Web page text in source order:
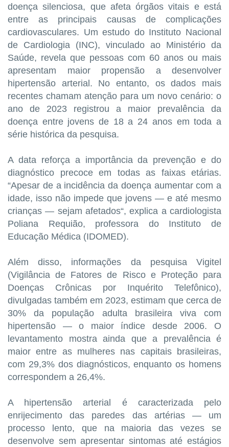
doença silenciosa, que afeta órgãos vitais e está
entre as principais causas de complicações
cardiovasculares. Um estudo do Instituto Nacional
de Cardiologia (INC), vinculado ao Ministério da
Saúde, revela que pessoas com 60 anos ou mais
apresentam maior propensão a desenvolver
hipertensão arterial. No entanto, os dados mais
recentes chamam atenção para um novo cenário: o
ano de 2023 registrou a maior prevalência da
doença entre jovens de 18 a 24 anos em toda a
série histórica da pesquisa.
A data reforça a importância da prevenção e do
diagnóstico precoce em todas as faixas etárias.
“Apesar de a incidência da doença aumentar com a
idade, isso não impede que jovens — e até mesmo
crianças — sejam afetados“, explica a cardiologista
Poliana Requião, professora do Instituto de
Educação Médica (IDOMED).
Além disso, informações da pesquisa Vigitel
(Vigilância de Fatores de Risco e Proteção para
Doenças Crônicas por Inquérito Telefônico),
divulgadas também em 2023, estimam que cerca de
30% da população adulta brasileira viva com
hipertensão — o maior índice desde 2006. O
levantamento mostra ainda que a prevalência é
maior entre as mulheres nas capitais brasileiras,
com 29,3% dos diagnósticos, enquanto os homens
correspondem a 26,4%.
A hipertensão arterial é caracterizada pelo
enrijecimento das paredes das artérias — um
processo lento, que na maioria das vezes se
desenvolve sem apresentar sintomas até estágios